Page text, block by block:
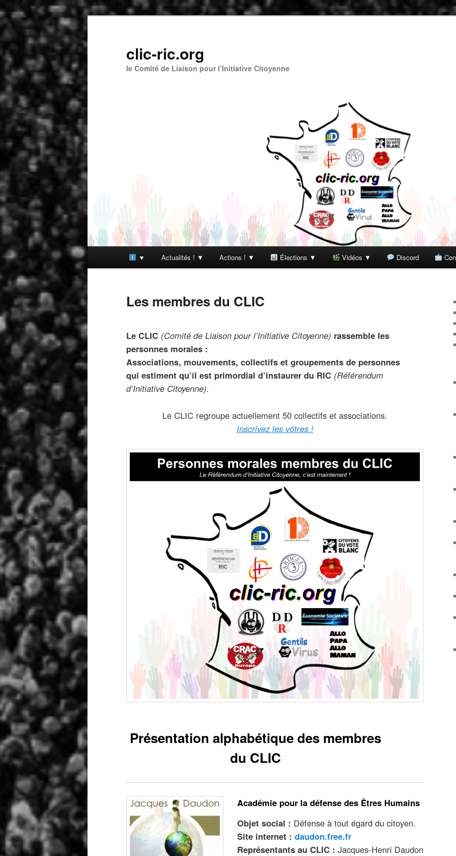
Aller
contenu
principal
clic-ric.org
le Comité de Liaison pour l’Initiative Citoyenne
▼ Actualités ! ▼ Actions ! ▼ Élections ▼ Vidéos ▼ Discord
Les membres du CLIC
Le CLIC (Comité de Liaison pour l’Initiative Citoyenne) rassemble les
personnes morales :
Associations, mouvements, collectifs et groupements de personnes
qui estiment qu’il est primordial d’instaurer du RIC (Référendum
d’Initiative Citoyenne).
Le CLIC regroupe actuellement 50 collectifs et associations.
Inscrivez les vôtres !
Présentation alphabétique des membres
du CLIC
Académie pour la défense des Êtres Humains
Objet social : Défense à tout égard du citoyen.
Site internet : daudon.free.fr
Représentants au CLIC : Jacques-Henri Daudon